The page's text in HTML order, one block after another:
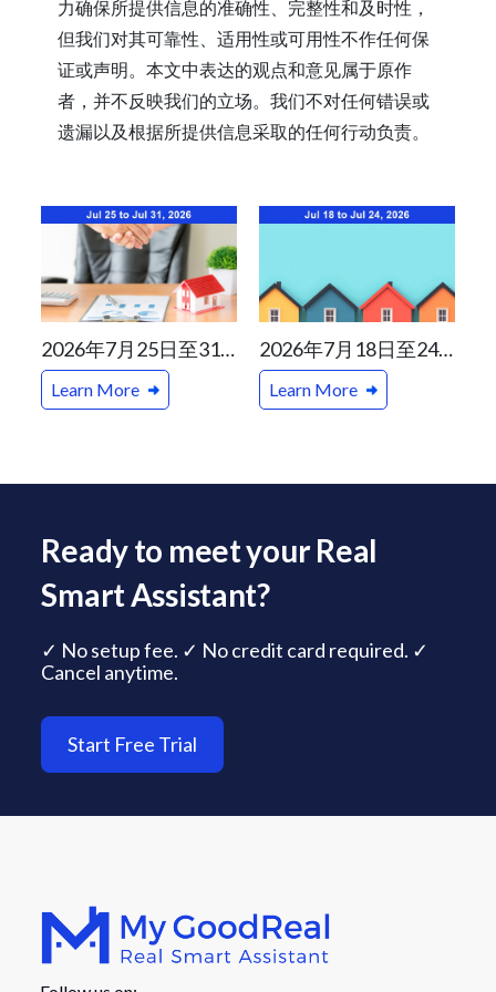
力确保所提供信息的准确性、完整性和及时性，
但我们对其可靠性、适用性或可用性不作任何保
证或声明。本文中表达的观点和意见属于原作
者，并不反映我们的立场。我们不对任何错误或
遗漏以及根据所提供信息采取的任何行动负责。
2026年7月25日至31日加拿大及温哥华一周地产新闻精选
Learn More
2026年7月18日至24日加拿大及温哥华一周地产新闻精选
Learn More
Ready to meet your Real
Smart Assistant?
✓ No setup fee. ✓ No credit card required. ✓
Cancel anytime.
Start Free Trial